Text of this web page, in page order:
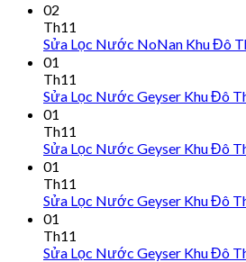
02
Th11
Sửa Lọc Nước NoNan Khu Đô
01
Th11
Sửa Lọc Nước Geyser Khu Đô
01
Th11
Sửa Lọc Nước Geyser Khu Đô
01
Th11
Sửa Lọc Nước Geyser Khu Đô
01
Th11
Sửa Lọc Nước Geyser Khu Đô